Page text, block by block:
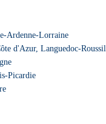
Ardenne-Lorraine
d'Azur, Languedoc-
Picardie